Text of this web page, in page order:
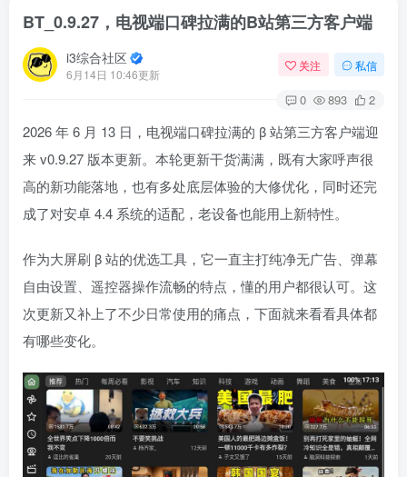
BT_0.9.27，电视端口碑拉满的B站第三方客户端
i3综合社区
6月14日 10:46更新
关注 私信
0 893 2
2026 年 6 月 13 日，电视端口碑拉满的 β 站第三方客户端迎
来 v0.9.27 版本更新。本轮更新干货满满，既有大家呼声很
高的新功能落地，也有多处底层体验的大修优化，同时还完
成了对安卓 4.4 系统的适配，老设备也能用上新特性。
作为大屏刷 β 站的优选工具，它一直主打纯净无广告、弹幕
自由设置、遥控器操作流畅的特点，懂的用户都很认可。这
次更新又补上了不少日常使用的痛点，下面就来看看具体都
有哪些变化。